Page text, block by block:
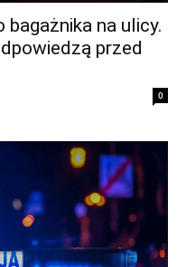
na ulicy.
przed
0